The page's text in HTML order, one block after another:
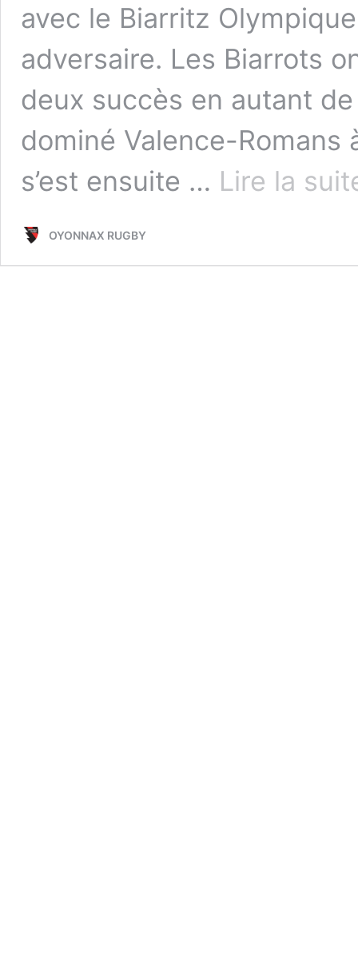
avec le Biarritz
adversaire. Les Biarrots
deux succès en autant
dominé Valence-Romans
s’est ensuite … Lire la
OYONNAX RUGBY